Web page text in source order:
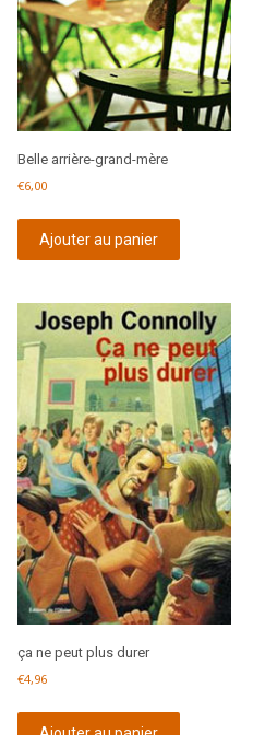
Belle arrière-grand-mère
€6,00
Ajouter au panier
ça ne peut plus durer
€4,96